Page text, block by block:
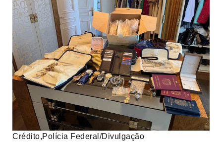
Crédito,Polícia Federal/Divulgação